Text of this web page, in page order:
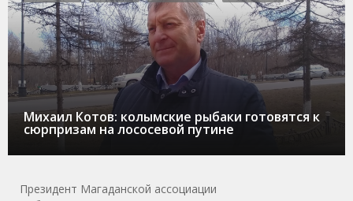
Михаил Котов: колымские рыбаки готовятся к
сюрпризам на лососевой путине
Президент Магаданской ассоциации